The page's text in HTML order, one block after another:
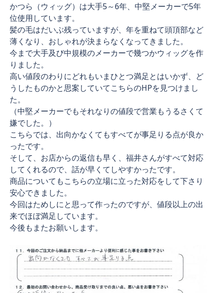
かつら（ウィッグ）は大手5～6年、中堅メーカーで5年
位使用しています。
髪の毛はだいぶ残っていますが、年を重ねて頭頂部など
薄くなり、おしゃれが決まらなくなってきました。
今まで大手及び中規模のメーカーで幾つかウィッグを作
りました。
高い値段のわりにどれもいまひとつ満足とはいかず、ど
うしたものかと思案していてこちらのHPを見つけまし
た。
（中堅メーカーでもそれなりの値段で営業もうるさくて
嫌でした。）
こちらでは、出向かなくてもすべてが事足りる点が良か
ったです。
そして、お店からの返信も早く、福井さんがすべて対応
してくれるので、話が早くてしやすかったです。
商品についてもこちらの立場に立った対応をして下さり
安心できました。
今回はためしにと思って作ったのですが、値段以上の出
来でほぼ満足しています。
今後もまたお願いします。